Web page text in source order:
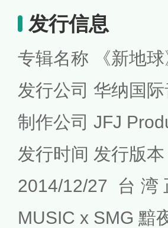
发行信息
专辑名称 《新地
发行公司 华纳国
制作公司 JFJ
发行时间 发行版本
2014/12/27 台
MUSIC x SMG 黯